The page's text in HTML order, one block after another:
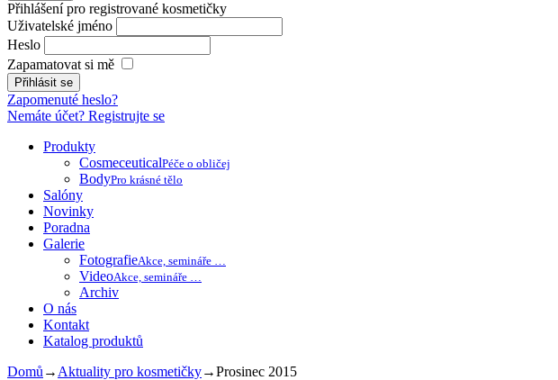
Přihlášení pro registrované kosmetičky
Uživatelské jméno
Heslo
Zapamatovat si mě
Zapomenuté heslo?
Nemáte účet? Registrujte se
Produkty
CosmeceuticalPéče o obličej
BodyPro krásné tělo
Salóny
Novinky
Poradna
Galerie
FotografieAkce, semináře …
VideoAkce, semináře …
Archiv
O nás
Kontakt
Katalog produktů
Domů → Aktuality pro kosmetičky→Prosinec 2015